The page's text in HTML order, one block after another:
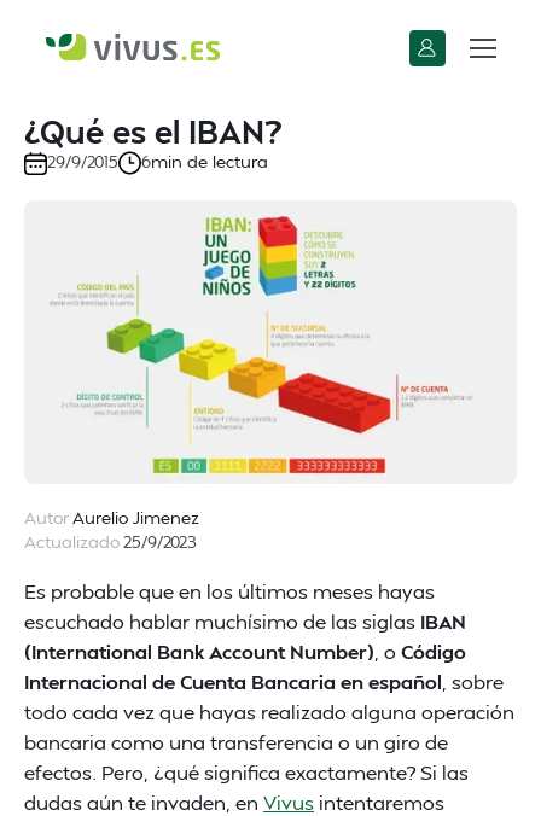
¿Qué es el IBAN?
29/9/2015 6min de lectura
AutorAurelio Jimenez
Actualizado25/9/2023
Es probable que en los últimos meses hayas
escuchado hablar muchísimo de las siglas IBAN
(International Bank Account Number) , o Código
Internacional de Cuenta Bancaria en español , sobre
todo cada vez que hayas realizado alguna operación
bancaria como una transferencia o un giro de
efectos. Pero, ¿qué significa exactamente? Si las
dudas aún te invaden, en Vivus intentaremos